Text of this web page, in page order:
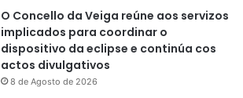
O Concello da Veiga reúne aos servizos
implicados para coordinar o
dispositivo da eclipse e continúa cos
actos divulgativos
8 de Agosto de 2026